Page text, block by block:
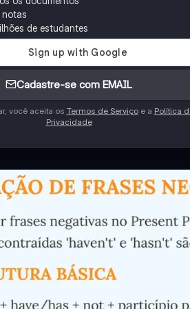
notas
de estudantes
Cadastre-se com EMAIL
você aceita os Termos de Serviçoe a Política
Privacidade